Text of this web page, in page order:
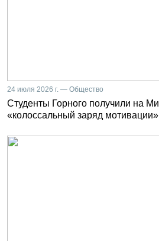
24 июля 2026 г. — Общество
Студенты Горного получили на
«колоссальный заряд мотивации»